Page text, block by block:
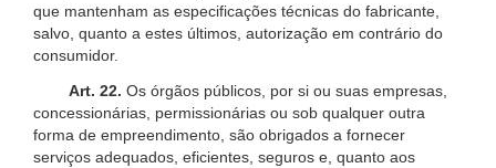
que mantenham as especificações técnicas do fabricante,
salvo, quanto a estes últimos, autorização em contrário do
consumidor.
Art. 22. Os órgãos públicos, por si ou suas empresas,
concessionárias, permissionárias ou sob qualquer outra
forma de empreendimento, são obrigados a fornecer
serviços adequados, eficientes, seguros e, quanto aos